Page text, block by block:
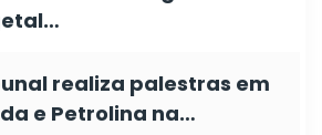
realiza palestras em
e Petrolina na…